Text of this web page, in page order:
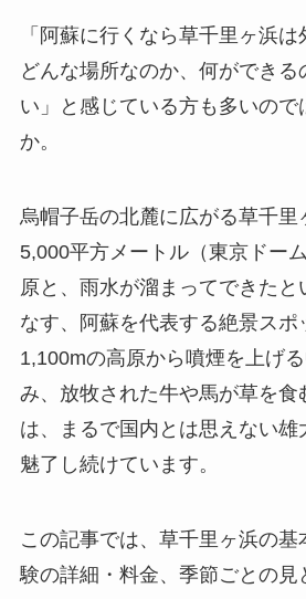
「阿蘇に行くなら草千里ヶ浜は
どんな場所なのか、何ができ
い」と感じている方も多いので
か。
烏帽子岳の北麓に広がる草千里
5,000平方メートル（東京ドー
原と、雨水が溜まってできたと
なす、阿蘇を代表する絶景スポ
1,100mの高原から噴煙を上げ
み、放牧された牛や馬が草を食
は、まるで国内とは思えない雄
魅了し続けています。
この記事では、草千里ヶ浜の
験の詳細・料金、季節ごとの見